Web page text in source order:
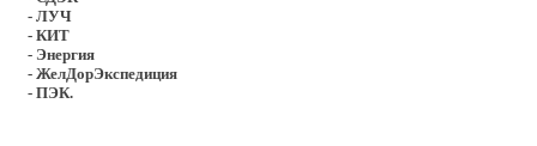
- ЛУЧ
- КИТ
- Энергия
- ЖелДорЭкспедиция
- ПЭК.